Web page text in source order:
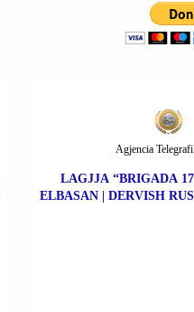
LAGJJA “BRIGADA
ELBASAN | DERVISH
Agjencia